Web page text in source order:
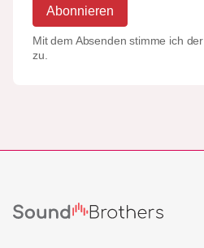
Abonnieren
Mit dem Absenden stimme ich der
zu.